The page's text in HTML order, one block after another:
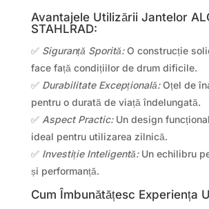
Avantajele Utilizării Jantelor
STAHLRAD:
✅ Siguranță Sporită:O construcție
face față condițiilor de drum dificile.
✅ Durabilitate Excepțională:Oțel de
pentru o durată de viață îndelungată.
✅ Aspect Practic:Un design
ideal pentru utilizarea zilnică.
✅ Investiție Inteligentă:Un echilibru
și performanță.
Cum Îmbunătățesc Experiența